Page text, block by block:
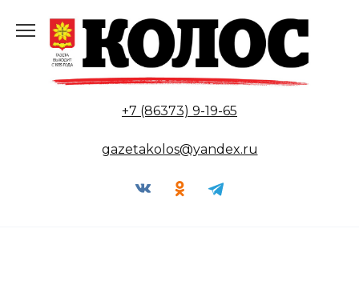
содержанию
+7 (86373) 9-19-65
gazetakolos@yandex.ru